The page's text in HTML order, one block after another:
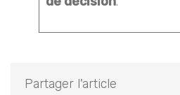
Partager l'article